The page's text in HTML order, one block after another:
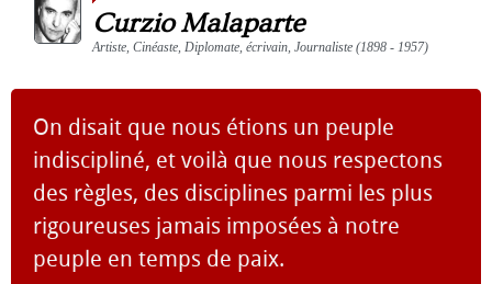
Curzio Malaparte
Artiste, Cinéaste, Diplomate, écrivain, Journaliste (1898 - 1957)
On disait que nous étions un peuple
indiscipliné, et voilà que nous respectons
des règles, des disciplines parmi les plus
rigoureuses jamais imposées à notre
peuple en temps de paix.